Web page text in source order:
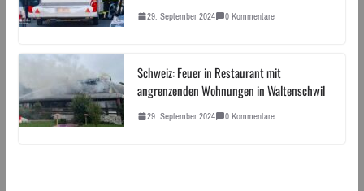
29. September 2024 0 Kommentare
Schweiz: Feuer in Restaurant mit
angrenzenden Wohnungen in Waltenschwil
29. September 2024 0 Kommentare